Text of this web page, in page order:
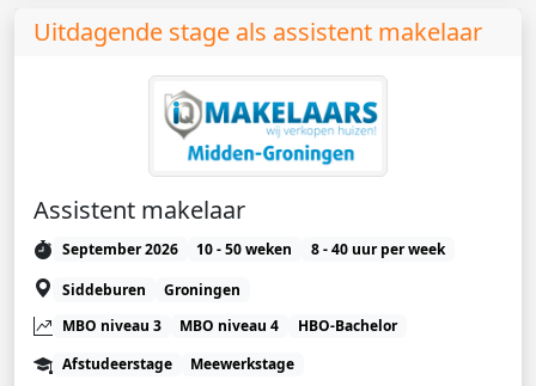
Uitdagende stage als assistent makelaar
Assistent makelaar
September 2026 10 - 50 weken
8 - 40 uur per week
Siddeburen
Groningen
MBO niveau 3
MBO niveau 4
HBO-Bachelor
Afstudeerstage
Meewerkstage